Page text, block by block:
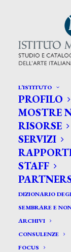
L’ISTITUTO
PROFILO
MOSTRE
RISORSE
SERVIZI
STAFF
DIZIONARIO
SEMBRARE E
ARCHIVI
CONSULENZE
FOCUS
CERCA
Search
for:
Beri